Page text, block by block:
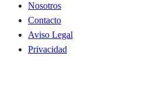
Nosotros
Contacto
Aviso Legal
Privacidad